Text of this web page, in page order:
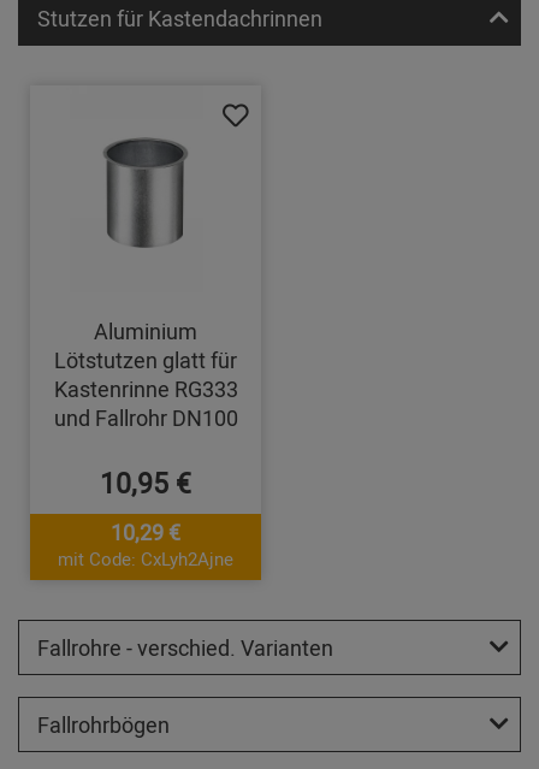
Stutzen für Kastendachrinnen
Aluminium
Lötstutzen glatt für
Kastenrinne RG333
und Fallrohr DN100
10,95 €
10,29 €
mit Code: CxLyh2Ajne
Fallrohre - verschied. Varianten
Fallrohrbögen